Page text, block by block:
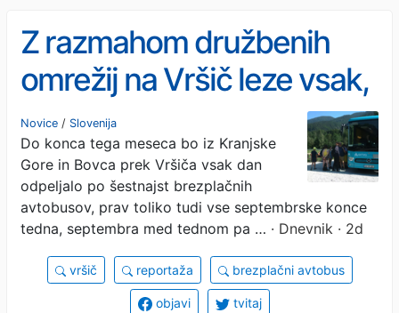
Z razmahom družbenih
omrežij na Vršič leze vsak,
ki potrebuje pravljično
ozadje za selfije
Novice / Slovenija
Do konca tega meseca bo iz Kranjske
Gore in Bovca prek Vršiča vsak dan
odpeljalo po šestnajst brezplačnih
avtobusov, prav toliko tudi vse septembrske konce
tedna, septembra med tednom pa … · Dnevnik · 2d
vršič reportaža brezplačni avtobus
objavi tvitaj